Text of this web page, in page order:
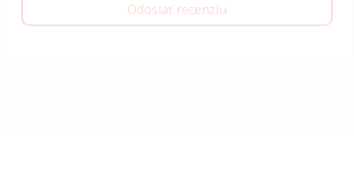
Odoslať recenziu